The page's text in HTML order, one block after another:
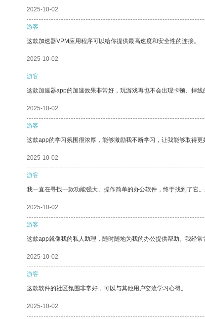
2025-10-02
游客
这款加速器VPM应用程序可以给你提供最高速度和安全性的连接。
2025-10-02
游客
这款加速器app的加速效果非常好，玩游戏再也不会出现卡顿、掉
2025-10-02
游客
这款app的学习氛围很浓厚，能够激励我不断学习，让我能够取得更
2025-10-02
游客
我一直在寻找一款功能强大、操作简单的办公软件，终于找到了它
2025-10-02
游客
这款app就像我的私人助理，随时随地为我的办公提供帮助。我经
2025-10-02
游客
这款软件的社区氛围非常好，可以与其他用户交流学习心得。
2025-10-02